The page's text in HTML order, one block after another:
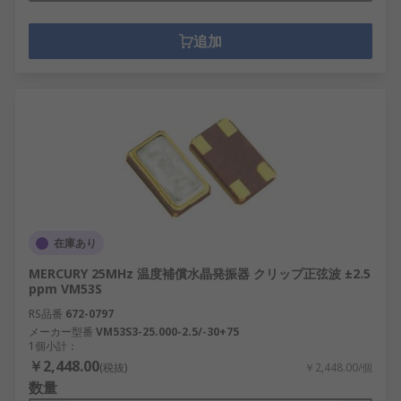
追加
在庫あり
MERCURY 25MHz 温度補償水晶発振器 クリップ正弦波 ±2.5
ppm VM53S
RS品番 672-0797
メーカー型番 VM53S3-25.000-2.5/-30+75
1個小計：
￥2,448.00(税抜) ￥2,448.00/個
数量